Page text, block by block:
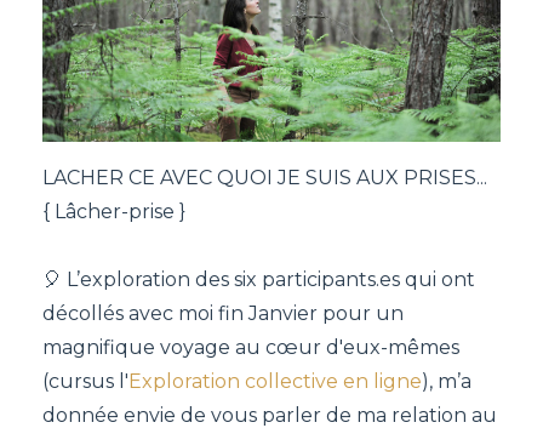
LACHER CE AVEC QUOI JE SUIS AUX PRISES...
{ Lâcher-prise }
🎈 L’exploration des six participants.es qui ont
décollés avec moi fin Janvier pour un
magnifique voyage au cœur d'eux-mêmes
(cursus l'Exploration collective en ligne), m’a
donnée envie de vous parler de ma relation au